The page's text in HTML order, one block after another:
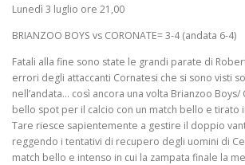
Lunedì 3 luglio ore 21,00
BRIANZOO BOYS vs CORONATE= 3-4 (andata 6-4)
Fatali alla fine sono state le grandi parate di
errori degli attaccanti Cornatesi che si sono visti
nell’andata… così ancora una volta Brianzoo
bello spot per il calcio con un match bello e tirato
Tare riesce sapientemente a gestire il doppio
reggendo i tentativi di recupero degli uomini di
match bello e intenso in cui la zampata finale la